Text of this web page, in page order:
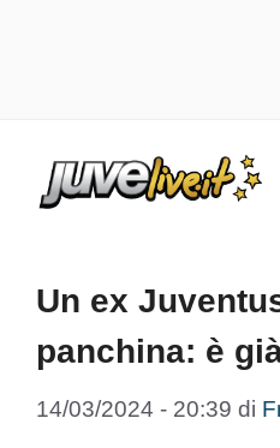
Un ex
panchina: è
14/03/2024 - 20:39 di